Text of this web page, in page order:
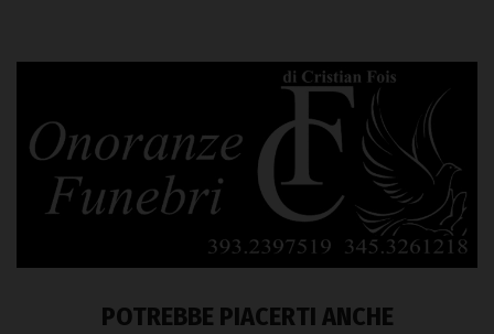
POTREBBE PIACERTI ANCHE